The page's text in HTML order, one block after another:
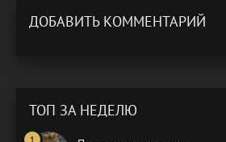
ДОБАВИТЬ КОММЕНТАРИЙ
ТОП ЗА НЕДЕЛЮ